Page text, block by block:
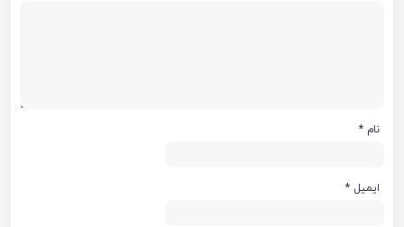
نام *
ایمیل *